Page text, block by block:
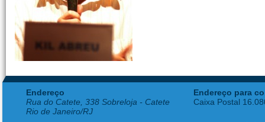
Endereço
Rua do Catete, 338 Sobreloja - Catete
Rio de Janeiro/RJ
Endereço para
Caixa Postal